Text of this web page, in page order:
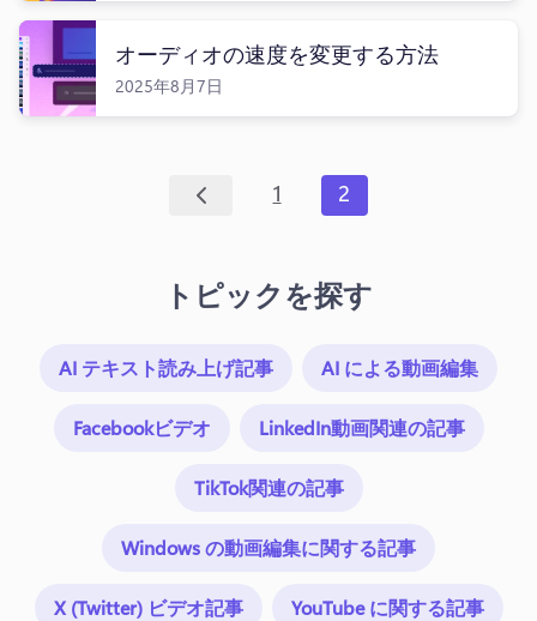
オーディオの速度を変更する方法
2025年8月7日
1 2
トピックを探す
AI テキスト読み上げ記事 AI による動画編集
Facebookビデオ LinkedIn動画関連の記事
TikTok関連の記事
Windows の動画編集に関する記事
X (Twitter) ビデオ記事 YouTube に関する記事